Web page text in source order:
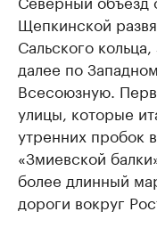
Щепкинской
Сальского
далее по
Всесоюзную.
улицы, которые
утренних пробок
«Змиевской
более длинный
дороги вокруг